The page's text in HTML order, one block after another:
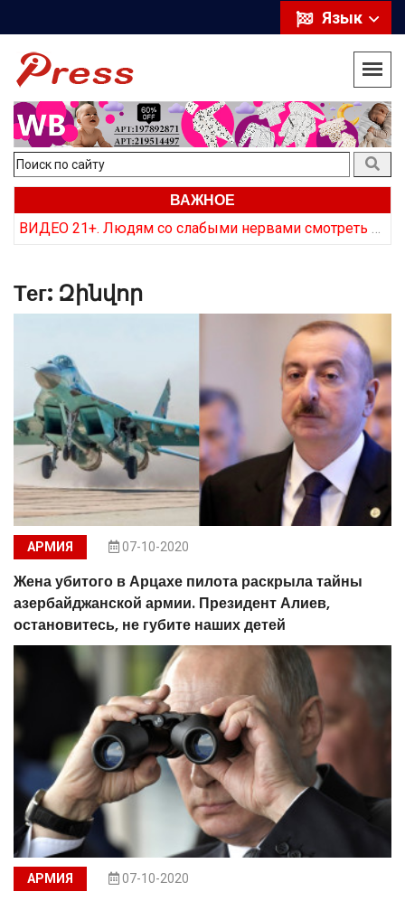
Язык
ВАЖНОЕ
Тег: Զինվոր
АРМИЯ 07-10-2020
Жена убитого в Арцахе пилота раскрыла тайны
азербайджанской армии. Президент Алиев,
остановитесь, не губите наших детей
АРМИЯ 07-10-2020